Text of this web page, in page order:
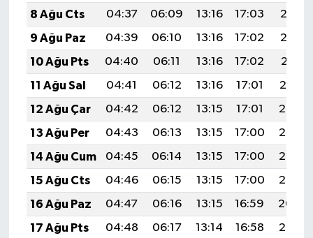
8 Ağu Cts
04:37 06:09 13:16 17:03
20:13
9 Ağu Paz
04:39 06:10 13:16 17:02
20:12
10 Ağu Pts
04:40 06:11 13:16 17:02
20:11
11 Ağu Sal
04:41 06:12 13:16 17:01
20:10
12 Ağu Çar
04:42 06:12 13:15 17:01
20:08
13 Ağu Per
04:43 06:13 13:15 17:00
20:07
14 Ağu Cum
04:45 06:14 13:15 17:00
20:06
15 Ağu Cts
04:46 06:15 13:15 17:00
20:05
16 Ağu Paz
04:47 06:16 13:15 16:59
20:04
17 Ağu Pts
04:48 06:17 13:14 16:58
20:02